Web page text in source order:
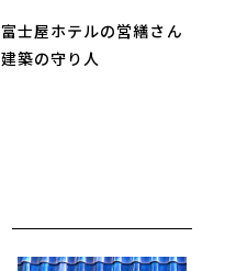
富士屋ホテルの営繕さん
建築の守り人